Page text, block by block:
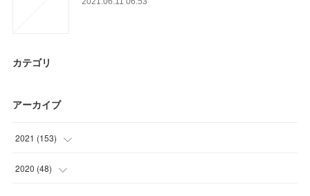
カテゴリ
アーカイブ
2021 (153)
(27 )
2020 (48)